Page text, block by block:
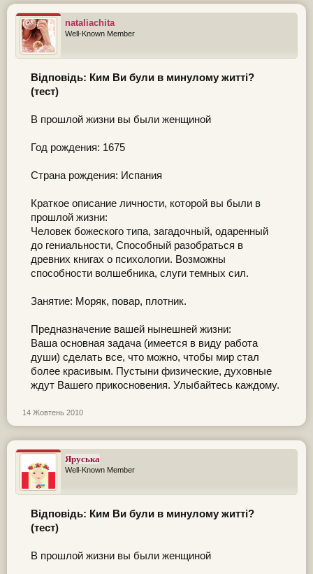
nataliachita
Well-Known Member
Відповідь: Ким Ви були в минулому житті?
(тест)
В прошлой жизни вы были женщиной
Год рождения: 1675
Страна рождения: Испания
Краткое описание личности, которой вы были в
прошлой жизни:
Человек божеского типа, загадочный, одаренный
до гениальности, Способный разобраться в
древних книгах о психологии. Возможны
способности волшебника, слуги темных сил.
Занятие: Моряк, повар, плотник.
Предназначение вашей нынешней жизни:
Ваша основная задача (имеется в виду работа
души) сделать все, что можно, чтобы мир стал
более красивым. Пустыни физические, духовные
ждут Вашего прикосновения. Улыбайтесь каждому.
14 Жовтень 2010
Яруська
Well-Known Member
Відповідь: Ким Ви були в минулому житті?
(тест)
В прошлой жизни вы были женщиной